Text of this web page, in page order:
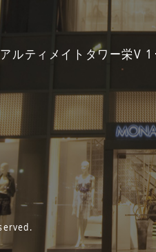
ルティメイトタワー栄V 1